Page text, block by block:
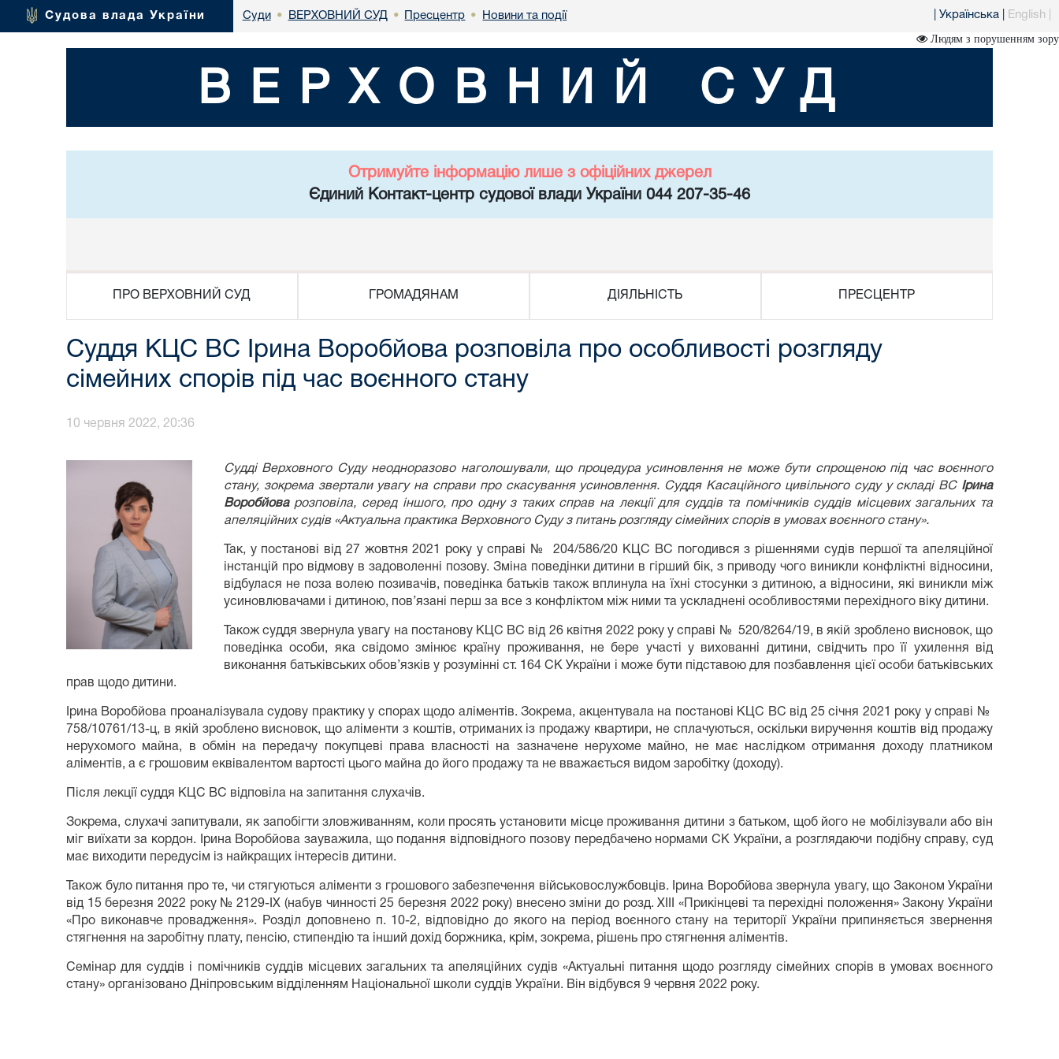
Судова влада України Суди • ВЕРХОВНИЙ СУД • Пресцентр • Новини та події Українська English
Людям з порушенням зору
ВЕРХОВНИЙ СУД
Отримуйте інформацію лише з офіційних джерел
Єдиний Контакт-центр судової влади України 044 207-35-46
ПРО ВЕРХОВНИЙ СУД ГРОМАДЯНАМ ДІЯЛЬНІСТЬ ПРЕСЦЕНТР
Суддя КЦС ВС Ірина Воробйова розповіла про особливості розгляду
сімейних спорів під час воєнного стану
10 червня 2022, 20:36
Судді Верховного Суду неодноразово наголошували, що процедура усиновлення не може бути спрощеною під час воєнного
стану, зокрема звертали увагу на справи про скасування усиновлення. Суддя Касаційного цивільного суду у складі ВС Ірина
Воробйоварозповіла, серед іншого, про одну з таких справ на лекції для суддів та помічників суддів місцевих загальних та
апеляційних судів «Актуальна практика Верховного Суду з питань розгляду сімейних спорів в умовах воєнного стану».
Так, у постанові від 27 жовтня 2021 року у справі № 204/586/20 КЦС ВС погодився з рішеннями судів першої та апеляційної
інстанцій про відмову в задоволенні позову. Зміна поведінки дитини в гірший бік, з приводу чого виникли конфліктні відносини,
відбулася не поза волею позивачів, поведінка батьків також вплинула на їхні стосунки з дитиною, а відносини, які виникли між
усиновлювачами і дитиною, пов’язані перш за все з конфліктом між ними та ускладнені особливостями перехідного віку дитини.
Також суддя звернула увагу на постанову КЦС ВС від 26 квітня 2022 року у справі № 520/8264/19, в якій зроблено висновок, що
поведінка особи, яка свідомо змінює країну проживання, не бере участі у вихованні дитини, свідчить про її ухилення від
виконання батьківських обов’язків у розумінні ст. 164 СК України і може бути підставою для позбавлення цієї особи батьківських
прав щодо дитини.
Ірина Воробйова проаналізувала судову практику у спорах щодо аліментів. Зокрема, акцентувала на постанові КЦС ВС від 25 січня 2021 року у справі №
758/10761/13-ц, в якій зроблено висновок, що аліменти з коштів, отриманих із продажу квартири, не сплачуються, оскільки виручення коштів від продажу
нерухомого майна, в обмін на передачу покупцеві права власності на зазначене нерухоме майно, не має наслідком отримання доходу платником
аліментів, а є грошовим еквівалентом вартості цього майна до його продажу та не вважається видом заробітку (доходу).
Після лекції суддя КЦС ВС відповіла на запитання слухачів.
Зокрема, слухачі запитували, як запобігти зловживанням, коли просять установити місце проживання дитини з батьком, щоб його не мобілізували або він
міг виїхати за кордон. Ірина Воробйова зауважила, що подання відповідного позову передбачено нормами СК України, а розглядаючи подібну справу, суд
має виходити передусім із найкращих інтересів дитини.
Також було питання про те, чи стягуються аліменти з грошового забезпечення військовослужбовців. Ірина Воробйова звернула увагу, що Законом України
від 15 березня 2022 року № 2129-ІХ (набув чинності 25 березня 2022 року) внесено зміни до розд. ХІІІ «Прикінцеві та перехідні положення» Закону України
«Про виконавче провадження». Розділ доповнено п. 10-2, відповідно до якого на період воєнного стану на території України припиняється звернення
стягнення на заробітну плату, пенсію, стипендію та інший дохід боржника, крім, зокрема, рішень про стягнення аліментів.
Семінар для суддів і помічників суддів місцевих загальних та апеляційних судів «Актуальні питання щодо розгляду сімейних спорів в умовах воєнного
стану» організовано Дніпровським відділенням Національної школи суддів України. Він відбувся 9 червня 2022 року.